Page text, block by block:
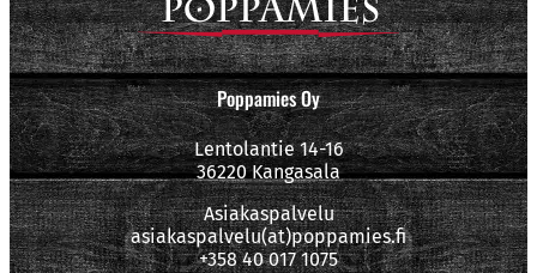
Poppamies Oy
Lentolantie 14-16
36220 Kangasala
Asiakaspalvelu
asiakaspalvelu(at)poppamies.fi
+358 40 017 1075